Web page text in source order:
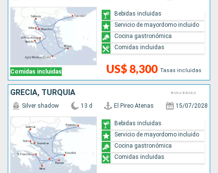
Comidas incluidas US$ 8,300 Tasas incluidas
Bebidas incluidas
Servicio de mayordomo incluido
Cocina gastronómica
Comidas incluidas
GRECIA, TURQUÍA
Silver shadow 13 d El Pireo Atenas 15/07/2028
Bebidas incluidas
Servicio de mayordomo incluido
Cocina gastronómica
Comidas incluidas